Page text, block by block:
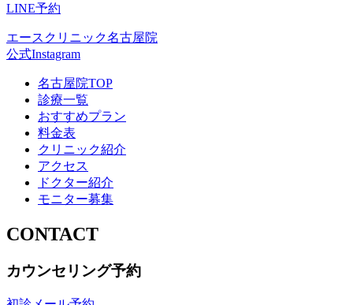
LINE予約
エースクリニック名古屋院
公式Instagram
名古屋院TOP
診療一覧
おすすめプラン
料金表
クリニック紹介
アクセス
ドクター紹介
モニター募集
CONTACT
カウンセリング予約